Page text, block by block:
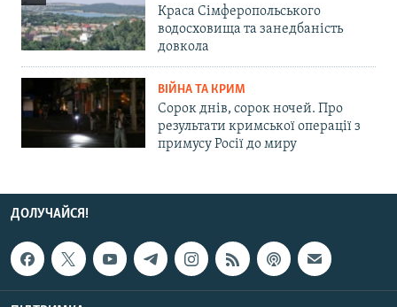
Краса Сімферопольського
водосховища та занедбаність
довкола
ВІЙНА ТА КРИМ
Сорок днів, сорок ночей. Про
результати кримської операції з
примусу Росії до миру
ДОЛУЧАЙСЯ!